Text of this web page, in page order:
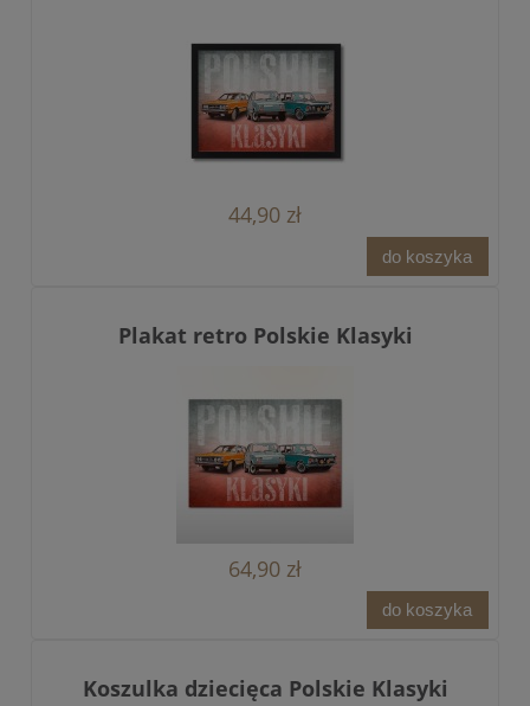
44,90 zł
do koszyka
Plakat retro Polskie Klasyki
64,90 zł
do koszyka
Koszulka dziecięca Polskie Klasyki